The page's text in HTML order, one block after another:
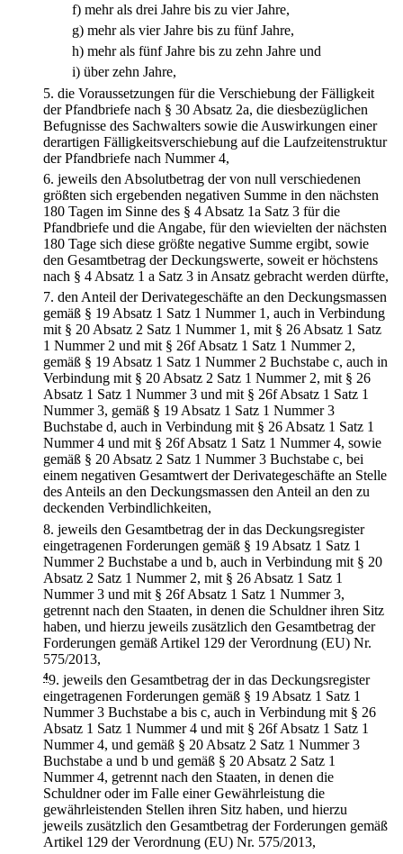
f) mehr als drei Jahre bis zu vier Jahre,
g) mehr als vier Jahre bis zu fünf Jahre,
h) mehr als fünf Jahre bis zu zehn Jahre und
i) über zehn Jahre,
5. die Voraussetzungen für die Verschiebung der Fälligkeit
der Pfandbriefe nach § 30 Absatz 2a, die diesbezüglichen
Befugnisse des Sachwalters sowie die Auswirkungen einer
derartigen Fälligkeitsverschiebung auf die Laufzeitenstruktur
der Pfandbriefe nach Nummer 4,
6. jeweils den Absolutbetrag der von null verschiedenen
größten sich ergebenden negativen Summe in den nächsten
180 Tagen im Sinne des § 4 Absatz 1a Satz 3 für die
Pfandbriefe und die Angabe, für den wievielten der nächsten
180 Tage sich diese größte negative Summe ergibt, sowie
den Gesamtbetrag der Deckungswerte, soweit er höchstens
nach § 4 Absatz 1 a Satz 3 in Ansatz gebracht werden dürfte,
7. den Anteil der Derivategeschäfte an den Deckungsmassen
gemäß § 19 Absatz 1 Satz 1 Nummer 1, auch in Verbindung
mit § 20 Absatz 2 Satz 1 Nummer 1, mit § 26 Absatz 1 Satz
1 Nummer 2 und mit § 26f Absatz 1 Satz 1 Nummer 2,
gemäß § 19 Absatz 1 Satz 1 Nummer 2 Buchstabe c, auch in
Verbindung mit § 20 Absatz 2 Satz 1 Nummer 2, mit § 26
Absatz 1 Satz 1 Nummer 3 und mit § 26f Absatz 1 Satz 1
Nummer 3, gemäß § 19 Absatz 1 Satz 1 Nummer 3
Buchstabe d, auch in Verbindung mit § 26 Absatz 1 Satz 1
Nummer 4 und mit § 26f Absatz 1 Satz 1 Nummer 4, sowie
gemäß § 20 Absatz 2 Satz 1 Nummer 3 Buchstabe c, bei
einem negativen Gesamtwert der Derivategeschäfte an Stelle
des Anteils an den Deckungsmassen den Anteil an den zu
deckenden Verbindlichkeiten,
8. jeweils den Gesamtbetrag der in das Deckungsregister
eingetragenen Forderungen gemäß § 19 Absatz 1 Satz 1
Nummer 2 Buchstabe a und b, auch in Verbindung mit § 20
Absatz 2 Satz 1 Nummer 2, mit § 26 Absatz 1 Satz 1
Nummer 3 und mit § 26f Absatz 1 Satz 1 Nummer 3,
getrennt nach den Staaten, in denen die Schuldner ihren Sitz
haben, und hierzu jeweils zusätzlich den Gesamtbetrag der
Forderungen gemäß Artikel 129 der Verordnung (EU) Nr.
575/2013,
49. jeweils den Gesamtbetrag der in das Deckungsregister
eingetragenen Forderungen gemäß § 19 Absatz 1 Satz 1
Nummer 3 Buchstabe a bis c, auch in Verbindung mit § 26
Absatz 1 Satz 1 Nummer 4 und mit § 26f Absatz 1 Satz 1
Nummer 4, und gemäß § 20 Absatz 2 Satz 1 Nummer 3
Buchstabe a und b und gemäß § 20 Absatz 2 Satz 1
Nummer 4, getrennt nach den Staaten, in denen die
Schuldner oder im Falle einer Gewährleistung die
gewährleistenden Stellen ihren Sitz haben, und hierzu
jeweils zusätzlich den Gesamtbetrag der Forderungen gemäß
Artikel 129 der Verordnung (EU) Nr. 575/2013,